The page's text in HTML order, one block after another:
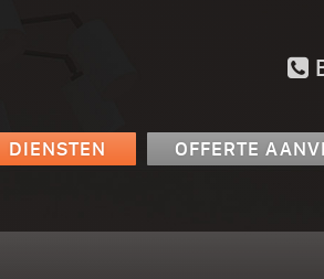
DIENSTEN OFFERTE